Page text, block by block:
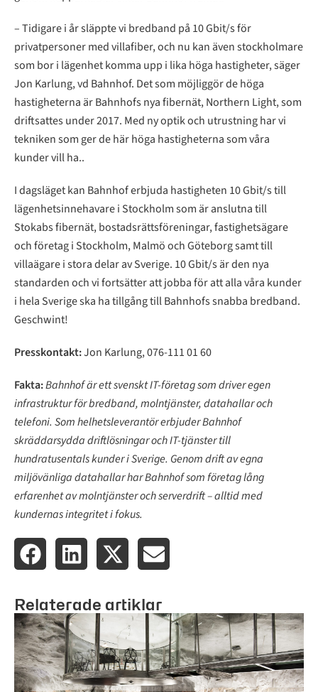
– Tidigare i år släppte vi bredband på 10 Gbit/s för
privatpersoner med villafiber, och nu kan även stockholmare
som bor i lägenhet komma upp i lika höga hastigheter, säger
Jon Karlung, vd Bahnhof. Det som möjliggör de höga
hastigheterna är Bahnhofs nya fibernät, Northern Light, som
driftsattes under 2017. Med ny optik och utrustning har vi
tekniken som ger de här höga hastigheterna som våra
kunder vill ha..
I dagsläget kan Bahnhof erbjuda hastigheten 10 Gbit/s till
lägenhetsinnehavare i Stockholm som är anslutna till
Stokabs fibernät, bostadsrättsföreningar, fastighetsägare
och företag i Stockholm, Malmö och Göteborg samt till
villaägare i stora delar av Sverige. 10 Gbit/s är den nya
standarden och vi fortsätter att jobba för att alla våra kunder
i hela Sverige ska ha tillgång till Bahnhofs snabba bredband.
Geschwint!
Presskontakt:Jon Karlung, 076-111 01 60
Fakta:Bahnhof är ett svenskt IT-företag som driver egen
infrastruktur för bredband, molntjänster, datahallar och
telefoni. Som helhetsleverantör erbjuder Bahnhof
skräddarsydda driftlösningar och IT-tjänster till
hundratusentals kunder i Sverige. Genom drift av egna
miljövänliga datahallar har Bahnhof som företag lång
erfarenhet av molntjänster och serverdrift – alltid med
kundernas integritet i fokus.
Relaterade artiklar